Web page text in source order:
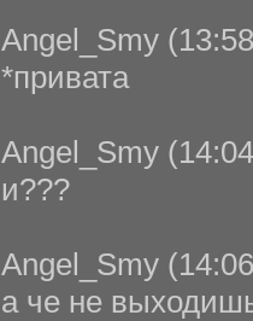
Angel_Smy
*привата
Angel_Smy
и???
Angel_Smy
а че не